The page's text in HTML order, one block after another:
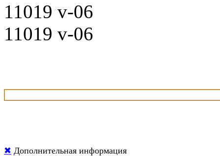
11019 v-06
11019 v-06
✖ Дополнительная информация